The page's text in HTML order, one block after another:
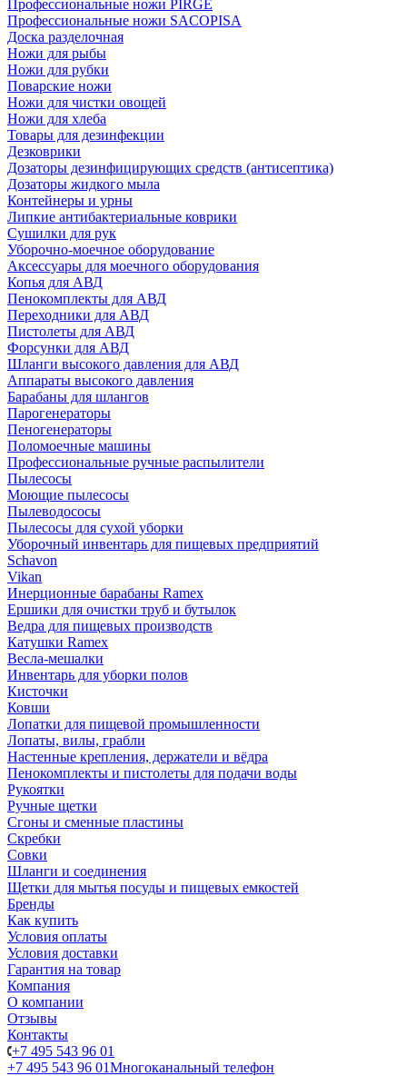
Профессиональные ножи PIRGE
Профессиональные ножи SACOPISA
Доска разделочная
Ножи для рыбы
Ножи для рубки
Поварские ножи
Ножи для чистки овощей
Ножи для хлеба
Товары для дезинфекции
Дезковрики
Дозаторы дезинфицирующих средств (антисептика)
Дозаторы жидкого мыла
Контейнеры и урны
Липкие антибактериальные коврики
Сушилки для рук
Уборочно-моечное оборудование
Аксессуары для моечного оборудования
Копья для АВД
Пенокомплекты для АВД
Переходники для АВД
Пистолеты для АВД
Форсунки для АВД
Шланги высокого давления для АВД
Аппараты высокого давления
Барабаны для шлангов
Парогенераторы
Пеногенераторы
Поломоечные машины
Профессиональные ручные распылители
Пылесосы
Моющие пылесосы
Пылеводососы
Пылесосы для сухой уборки
Уборочный инвентарь для пищевых предприятий
Schavon
Vikan
Инерционные барабаны Ramex
Ершики для очистки труб и бутылок
Ведра для пищевых производств
Катушки Ramex
Весла-мешалки
Инвентарь для уборки полов
Кисточки
Ковши
Лопатки для пищевой промышленности
Лопаты, вилы, грабли
Настенные крепления, держатели и вёдра
Пенокомплекты и пистолеты для подачи воды
Рукоятки
Ручные щетки
Сгоны и сменные пластины
Скребки
Совки
Шланги и соединения
Щетки для мытья посуды и пищевых емкостей
Бренды
Как купить
Условия оплаты
Условия доставки
Гарантия на товар
Компания
О компании
Отзывы
Контакты
+7 495 543 96 01
+7 495 543 96 01Многоканальный телефон